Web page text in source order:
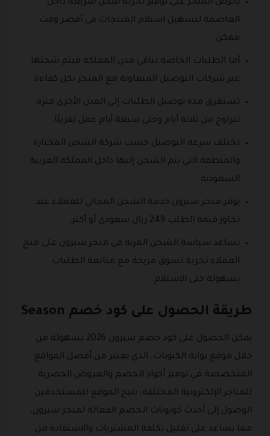
يحرص المتجر على توفير تجربة شحن سريعة داخل
العاصمة لتسهيل استلام المنتجات في أقصر وقت
ممكن.
أما الطلبات الخاصة بباقي مدن المملكة فيتم شحنها
عبر شركات التوصيل المتعاونة مع المتجر بكل كفاءة.
تستغرق مدة توصيل الطلبات إلى المدن الأخرى فترة
تتراوح من ثلاثة أيام وحتى سبعة أيام عمل تقريبًا.
تختلف سرعة التوصيل حسب شركة الشحن المختارة
والمنطقة التي يتم الشحن إليها داخل المملكة العربية
السعودية.
يوفر متجر سيزون خدمة الشحن المجاني للعملاء عند
تجاوز قيمة الطلب 249 ريال سعودي أو أكثر.
تساعد سياسة الشحن المرنة في متجر سيزون على منح
العملاء تجربة تسوق مريحة مع متابعة الطلبات
بسهولة حتى الاستلام.
طريقة الحصول على كود خصم Season
يمكن الحصول على كود خصم سيزون 2026 بسهولة من
خلال موقع بوابة الكبونات، الذي يعتبر من أفضل المواقع
المتخصصة في توفير أكواد الخصم والعروض الحصرية
للمتاجر الإلكترونية المختلفة، يتيح الموقع للمستخدمين
الوصول إلى أحدث كوبونات الخصم الفعالة لمتجر سيزون،
مما يساعد على تقليل تكلفة المشتريات والاستفادة من